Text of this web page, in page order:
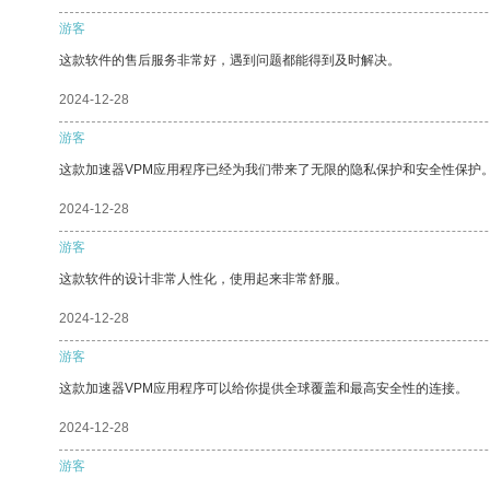
游客
这款软件的售后服务非常好，遇到问题都能得到及时解决。
2024-12-28
游客
这款加速器VPM应用程序已经为我们带来了无限的隐私保护和安全性保护
2024-12-28
游客
这款软件的设计非常人性化，使用起来非常舒服。
2024-12-28
游客
这款加速器VPM应用程序可以给你提供全球覆盖和最高安全性的连接。
2024-12-28
游客